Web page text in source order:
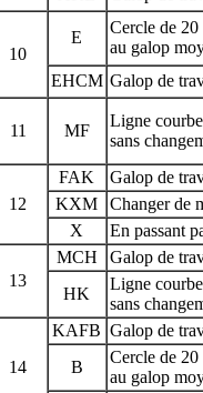
10
E
Cercle de 20
au galop
EHCM Galop de
11 MF
Ligne
sans
12
FAK
Galop de
KXM
Changer de
X
En passant
13
MCH
Galop de
HK
Ligne
sans
14
KAFB Galop de
B
Cercle de 20
au galop